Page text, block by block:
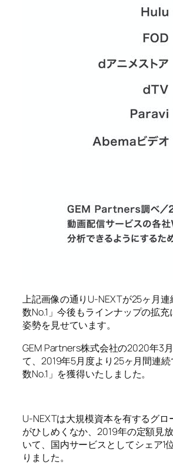
上記画像の通りU-NEXTが25ヶ月
数No.1」今後もラインナップの拡充
姿勢を見せています。
GEM Partners株式会社の2020年3
て、2019年5月度より25ヶ月間連
数No.1」を獲得いたしました。
U-NEXTは大規模資本を有するグロ
がひしめくなか、2019年の定額見
いて、国内サービスとしてシェア1
りました。